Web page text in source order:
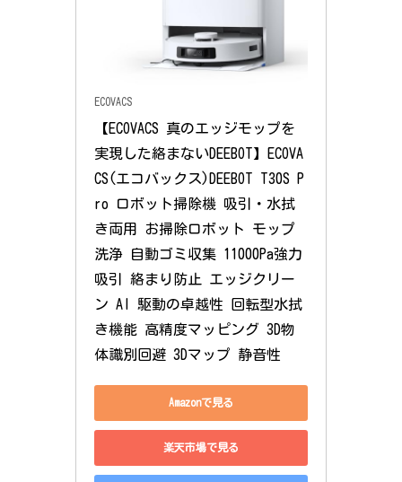
ECOVACS
【ECOVACS 真のエッジモップを
実現した絡まないDEEBOT】ECOVA
CS(エコバックス)DEEBOT T30S P
ro ロボット掃除機 吸引・水拭
き両用 お掃除ロボット モップ
洗浄 自動ゴミ収集 11000Pa強力
吸引 絡まり防止 エッジクリー
ン AI 駆動の卓越性 回転型水拭
き機能 高精度マッピング 3D物
体識別回避 3Dマップ 静音性
Amazonで見る
楽天市場で見る